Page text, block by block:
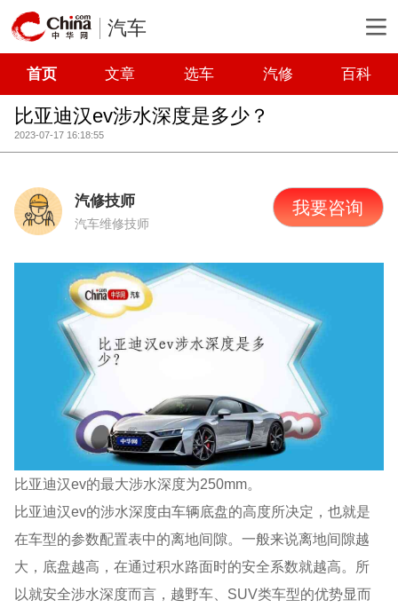
汽车
首页 文章 选车 汽修 百科
比亚迪汉ev涉水深度是多少？
2023-07-17 16:18:55
汽修技师
汽车维修技师
我要咨询
比亚迪汉ev的最大涉水深度为250mm。
比亚迪汉ev的涉水深度由车辆底盘的高度所决定，也就是
在车型的参数配置表中的离地间隙。一般来说离地间隙越
大，底盘越高，在通过积水路面时的安全系数就越高。所
以就安全涉水深度而言，越野车、SUV类车型的优势显而